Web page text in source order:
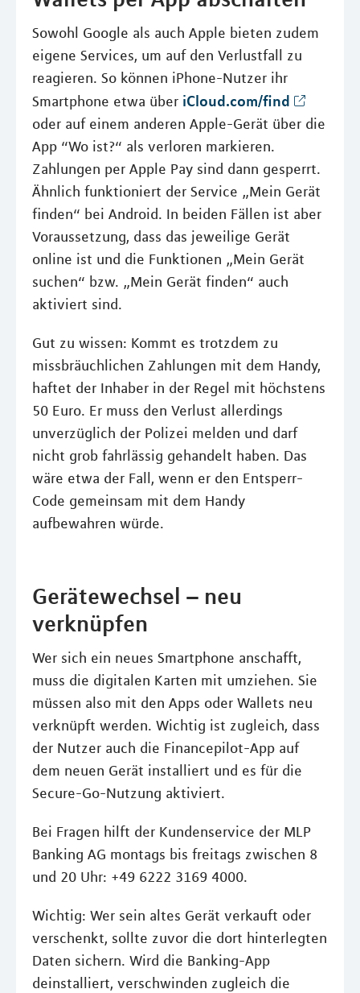
Sowohl Google als auch Apple bieten zudem
eigene Services, um auf den Verlustfall zu
reagieren. So können iPhone-Nutzer ihr
Smartphone etwa über iCloud.com/find
oder auf einem anderen Apple-Gerät über die
App “Wo ist?“ als verloren markieren.
Zahlungen per Apple Pay sind dann gesperrt.
Ähnlich funktioniert der Service „Mein Gerät
finden“ bei Android. In beiden Fällen ist aber
Voraussetzung, dass das jeweilige Gerät
online ist und die Funktionen „Mein Gerät
suchen“ bzw. „Mein Gerät finden“ auch
aktiviert sind.
Gut zu wissen: Kommt es trotzdem zu
missbräuchlichen Zahlungen mit dem Handy,
haftet der Inhaber in der Regel mit höchstens
50 Euro. Er muss den Verlust allerdings
unverzüglich der Polizei melden und darf
nicht grob fahrlässig gehandelt haben. Das
wäre etwa der Fall, wenn er den Entsperr-
Code gemeinsam mit dem Handy
aufbewahren würde.
Gerätewechsel – neu
verknüpfen
Wer sich ein neues Smartphone anschafft,
muss die digitalen Karten mit umziehen. Sie
müssen also mit den Apps oder Wallets neu
verknüpft werden. Wichtig ist zugleich, dass
der Nutzer auch die Financepilot-App auf
dem neuen Gerät installiert und es für die
Secure-Go-Nutzung aktiviert.
Bei Fragen hilft der Kundenservice der MLP
Banking AG montags bis freitags zwischen 8
und 20 Uhr: +49 6222 3169 4000.
Wichtig: Wer sein altes Gerät verkauft oder
verschenkt, sollte zuvor die dort hinterlegten
Daten sichern. Wird die Banking-App
deinstalliert, verschwinden zugleich die